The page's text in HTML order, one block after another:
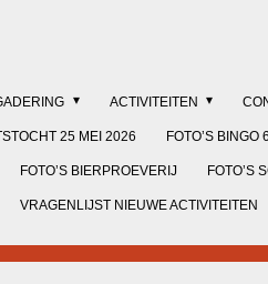
ACTIVITEITEN
25 MEI 2026 FOTO’S BINGO
FOTO’S BIERPROEVERIJ FOTO’S
VRAGENLIJST NIEUWE ACTIVITEITEN